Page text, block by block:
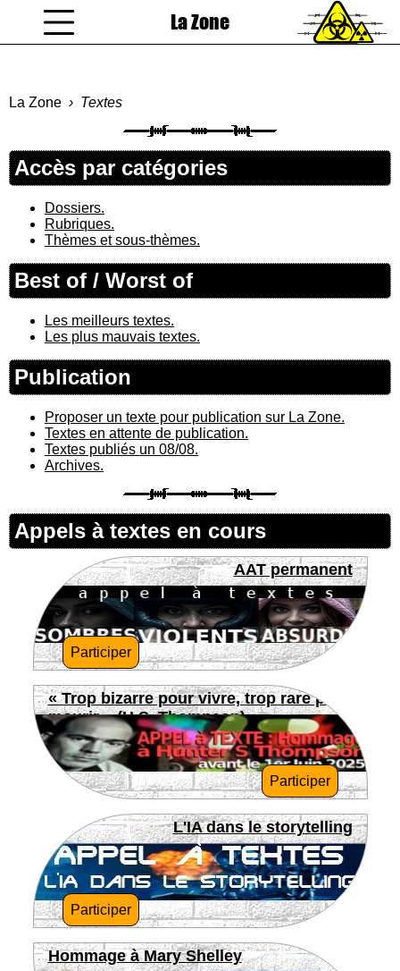
La Zone
La Zone Textes
Accès par catégories
Dossiers.
Rubriques.
Thèmes et sous-thèmes.
Best of / Worst of
Les meilleurs textes.
Les plus mauvais textes.
Publication
Proposer un texte pour publication sur La Zone.
Textes en attente de publication.
Textes publiés un 08/08.
Archives.
Appels à textes en cours
AAT permanent
Participer
« Trop bizarre pour vivre, trop rare pour
mourir » (H.S. Thompson)
Participer
L'IA dans le storytelling
Participer
Hommage à Mary Shelley